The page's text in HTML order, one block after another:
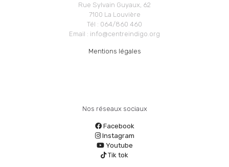
Rue Sylvain Guyaux, 62
7100 La Louvière
Tél : 064/860 460
Email : info@centreindigo.org
Mentions légales
Nos réseaux sociaux
Facebook
Instagram
Youtube
Tik tok